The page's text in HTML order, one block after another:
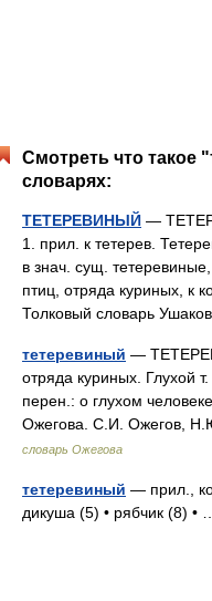
Смотреть что такое
словарях:
ТЕТЕРЕВИНЫЙ —
1. прил. к тетерев.
в знач. сущ.
птиц, отряда куриных, к
Толковый словарь
тетеревиный —
отряда куриных. Глухой
перен.: о глухом
Ожегова. С.И. Ожегов,
словарь Ожегова
тетеревиный — прил.,
дикуша (5) • рябчик (8) •